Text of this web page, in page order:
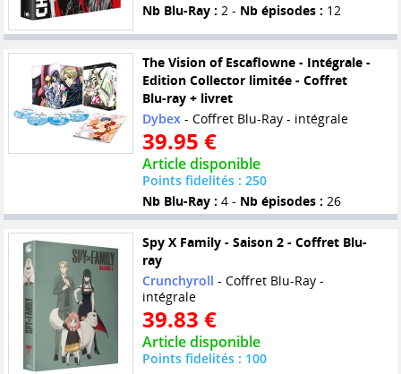
Nb Blu-Ray : 2 - Nb épisodes : 12
The Vision of Escaflowne - Intégrale -
Edition Collector limitée - Coffret
Blu-ray + livret
Dybex- Coffret Blu-Ray - intégrale
39.95 €
Article disponible
Points fidelités : 250
Nb Blu-Ray : 4 - Nb épisodes : 26
Spy X Family - Saison 2 - Coffret Blu-
ray
Crunchyroll - Coffret Blu-Ray -
intégrale
39.83 €
Article disponible
Points fidelités : 100